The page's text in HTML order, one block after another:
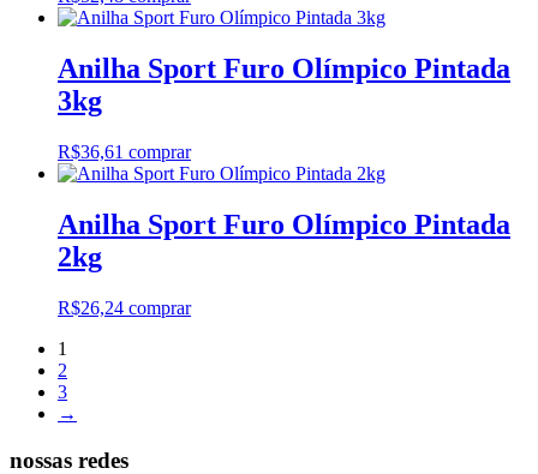
Anilha Sport Furo Olímpico Pintada
3kg
R$36,61 comprar
Anilha Sport Furo Olímpico Pintada
2kg
R$26,24 comprar
1
2
3
→
nossas redes